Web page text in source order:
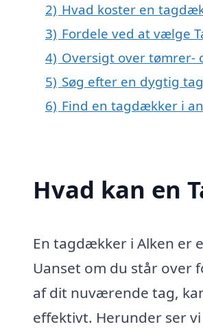
2) Hvad koster en
3) Fordele ved at vælge
4) Oversigt over tømrer-
5) Søg efter en dygtig
6) Find en tagdækker i
Hvad kan en
En tagdækker i Alken er
Uanset om du står over
af dit nuværende tag,
effektivt. Herunder ser